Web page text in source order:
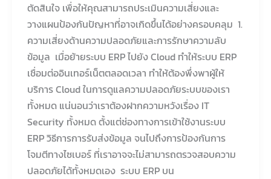
ตัดสินใจ เพื่อให้คุณสามารถประเมินความเสี่ยงและ
วางแผนป้องกันปัญหาที่อาจเกิดขึ้นได้อย่างครอบคลุม 1.
ความเสี่ยงด้านความปลอดภัยและการรักษาความลับ
ข้อมูล เมื่อย้ายระบบ ERP ไปยัง Cloud ทำให้ระบบ ERP
เชื่อมต่ออินเทอร์เน็ตตลอดเวลา ทำให้ต้องพึ่งพาผู้ให้
บริการ Cloud ในการดูแลความปลอดภัยระบบของเรา
ทั้งหมด แน่นอนว่าเราต้องฝากความหวังเรื่อง IT
Security ทั้งหมด ตั้งแต่ช่องทางการเข้าใช้งานระบบ
ERP วิธีการการรับส่งข้อมูล จนไปถึงการป้องกันการ
โจมตีทางไซเบอร์ ที่เราอาจจะไม่สามารถตรวจสอบความ
ปลอดภัยได้ทั้งหมดเอง ระบบ ERP บน